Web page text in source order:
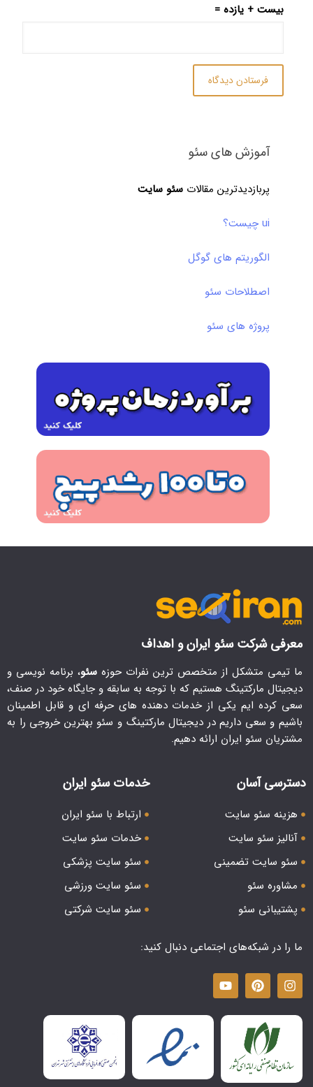
بیست + یازده =
آموزش های سئو
پربازدیدترین مقالات سئو سایت
ui چیست؟
الگوریتم های گوگل
اصطلاحات سئو
پروژه های سئو
معرفی شرکت سئو ایران و اهداف
ما تیمی متشکل از متخصص ترین نفرات حوزه سئو، برنامه نویسی و
دیجیتال مارکتینگ هستیم که با توجه به سابقه و جایگاه خود در صنف،
سعی کرده ایم یکی از خدمات دهنده های حرفه ای و قابل اطمینان
باشیم و سعی داریم در دیجیتال مارکتینگ و سئو بهترین خروجی را به
مشتریان سئو ایران ارائه دهیم.
دسترسی آسان
هزینه سئو سایت
آنالیز سئو سایت
سئو سایت تضمینی
مشاوره سئو
پشتیبانی سئو
خدمات سئو ایران
ارتباط با سئو ایران
خدمات سئو سایت
سئو سایت پزشکی
سئو سایت ورزشی
سئو سایت شرکتی
ما را در شبکه‌های اجتماعی دنبال کنید: